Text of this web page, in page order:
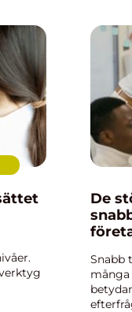
De
Snabb